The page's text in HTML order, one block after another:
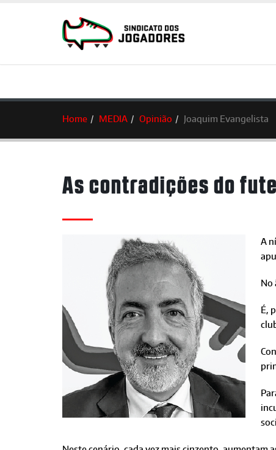
Home MEDIA Opinião Joaquim Evangelista
As contradições do
A
No
É,